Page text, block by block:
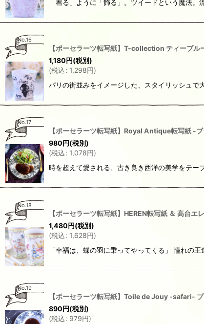
「着る」ように「飾る」。ツイードという魔法
No.16
【ポーセラーツ転写紙】T-collection ティーブ
1,180円(税別)
(税込: 1,298円)
パリの街並みをイメージした、スタイリッシュ
No.17
【ポーセラーツ転写紙】Royal Antique転写紙 -
980 円(税別)
(税込: 1,078円)
時を超えて愛される、古き良き西洋の美学をテ
No.18
【ポーセラーツ転写紙】HEREN転写紙 ＆ 高台
1,480 円(税別)
(税込: 1,628円)
「幸福は、蝶の羽に乗ってやってくる」 憧れの
No.19
【ポーセラーツ転写紙】Toile de Jouy -safari-
890円(税別)
(税込: 979円)